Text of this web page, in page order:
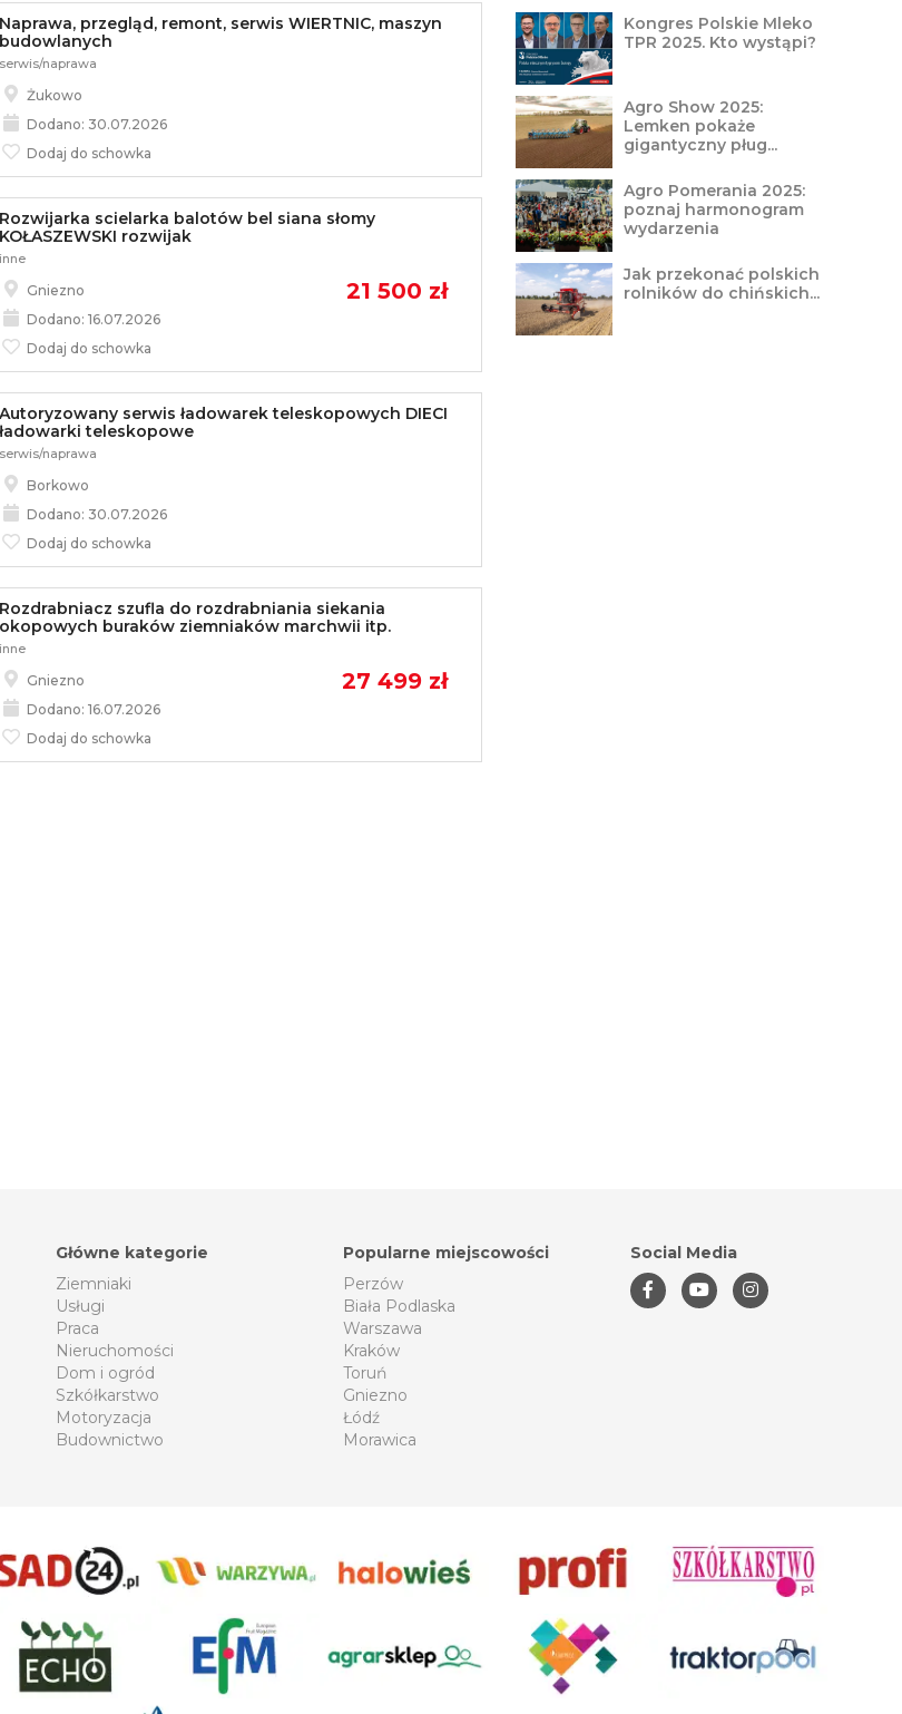
Naprawa, przegląd, remont, serwis WIERTNIC, maszyn
budowlanych
serwis/naprawa
Żukowo
Dodano: 30.07.2026
Dodaj do schowka
Rozwijarka scielarka balotów bel siana słomy
KOŁASZEWSKI rozwijak
inne
21 500 zł
Gniezno
Dodano: 16.07.2026
Dodaj do schowka
Autoryzowany serwis ładowarek teleskopowych DIECI
ładowarki teleskopowe
serwis/naprawa
Borkowo
Dodano: 30.07.2026
Dodaj do schowka
Rozdrabniacz szufla do rozdrabniania siekania
okopowych buraków ziemniaków marchwii itp.
inne
27 499 zł
Gniezno
Dodano: 16.07.2026
Dodaj do schowka
Kongres Polskie Mleko
TPR 2025. Kto wystąpi?
Agro Show 2025:
Lemken pokaże
gigantyczny pług...
Agro Pomerania 2025:
poznaj harmonogram
wydarzenia
Jak przekonać polskich
rolników do chińskich...
Główne kategorie
Ziemniaki
Usługi
Praca
Nieruchomości
Dom i ogród
Szkółkarstwo
Motoryzacja
Budownictwo
Popularne miejscowości
Perzów
Biała Podlaska
Warszawa
Kraków
Toruń
Gniezno
Łódź
Morawica
Social Media